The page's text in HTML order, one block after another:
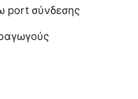
port σύνδεσης